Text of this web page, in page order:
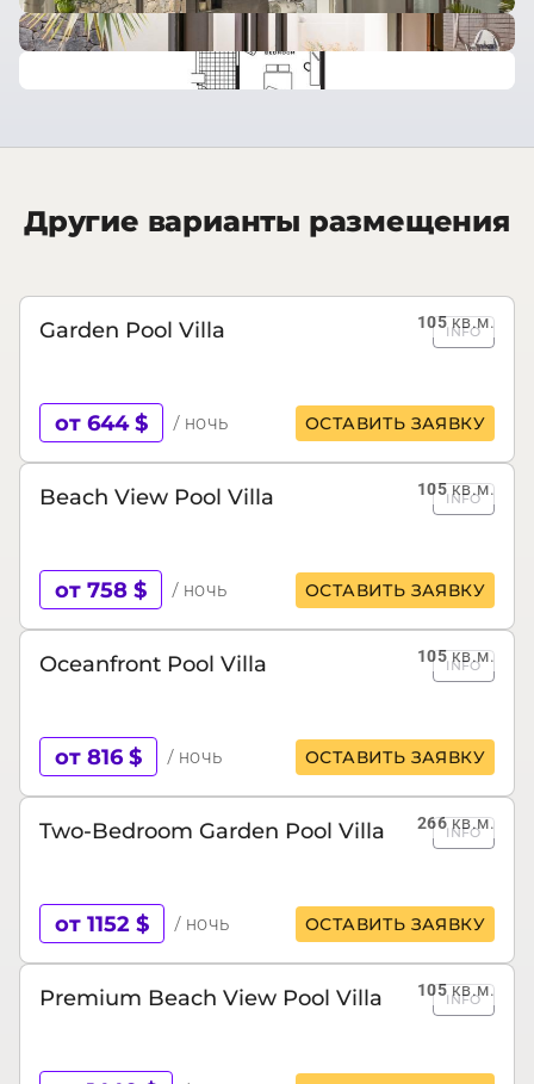
Другие варианты размещения
105кв.м.
Garden Pool Villa INFO
от 644 $ / ночь ОСТАВИТЬ ЗАЯВКУ
105кв.м.
Beach View Pool Villa INFO
от 758 $ / ночь ОСТАВИТЬ ЗАЯВКУ
105кв.м.
Oceanfront Pool Villa INFO
от 816 $ / ночь ОСТАВИТЬ ЗАЯВКУ
266кв.м.
Two-Bedroom Garden Pool Villa INFO
от 1152 $ / ночь ОСТАВИТЬ ЗАЯВКУ
105кв.м.
Premium Beach View Pool Villa INFO